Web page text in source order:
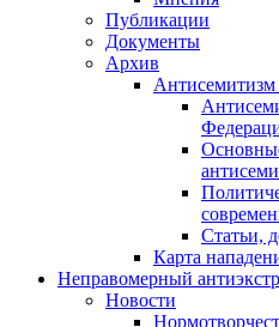
Публикации
Документы
Архив
Антисемитизм
Статьи,
Карта
Неправомерный
Новости